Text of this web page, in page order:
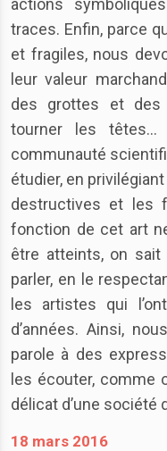
actions
traces. Enfin, parce
et fragiles, nous
leur valeur
des grottes et
tourner les têtes…
communauté
étudier, en
destructives et les
fonction de cet art
être atteints, on
parler, en le
les artistes qui
d’années. Ainsi,
parole à des
les écouter, comme
délicat d’une société
18 mars 2016